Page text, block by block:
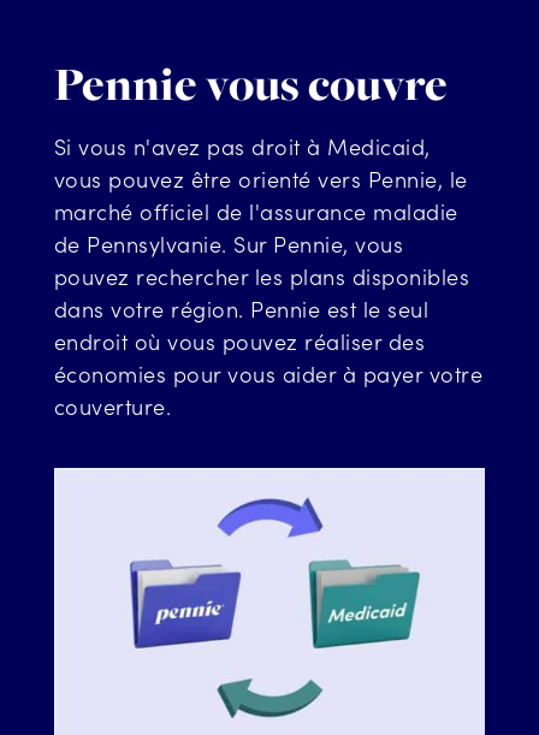
Pennie vous couvre
Si vous n'avez pas droit à Medicaid,
vous pouvez être orienté vers Pennie, le
marché officiel de l'assurance maladie
de Pennsylvanie. Sur Pennie, vous
pouvez rechercher les plans disponibles
dans votre région. Pennie est le seul
endroit où vous pouvez réaliser des
économies pour vous aider à payer votre
couverture.